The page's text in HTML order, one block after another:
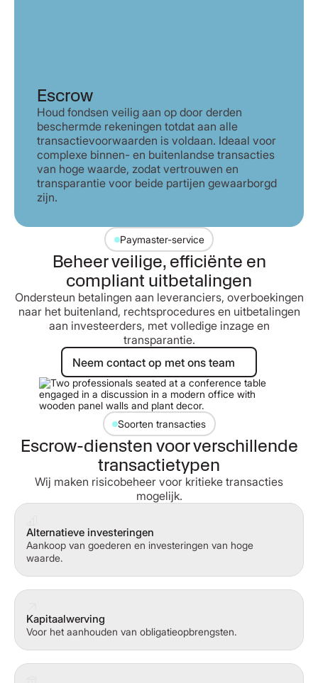
Escrow
Houd fondsen veilig aan op door derden
beschermde rekeningen totdat aan alle
transactievoorwaarden is voldaan. Ideaal voor
complexe binnen- en buitenlandse transacties
van hoge waarde, zodat vertrouwen en
transparantie voor beide partijen gewaarborgd
zijn.
Paymaster-service
Beheer veilige, efficiënte en
compliant uitbetalingen
Ondersteun betalingen aan leveranciers, overboekingen
naar het buitenland, rechtsprocedures en uitbetalingen
aan investeerders, met volledige inzage en
transparantie.
Neem contact op met ons team
Neem contact op met ons team
Soorten transacties
Escrow-diensten voor verschillende
transactietypen
Wij maken risicobeheer voor kritieke transacties
mogelijk.
Alternatieve investeringen
Aankoop van goederen en investeringen van hoge
waarde.
Kapitaalwerving
Voor het aanhouden van obligatieopbrengsten.